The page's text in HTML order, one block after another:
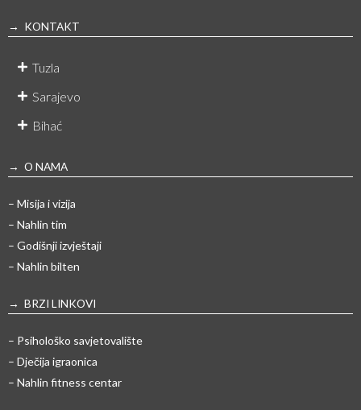
→ KONTAKT
Tuzla
Sarajevo
Bihać
→ O NAMA
– Misija i vizija
– Nahlin tim
– Godišnji izvještaji
– Nahlin bilten
→ BRZI LINKOVI
– Psihološko savjetovalište
– Dječija igraonica
– Nahlin fitness centar